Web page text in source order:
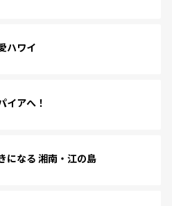
ハワイ
イアへ！
になる 湘南・江の島